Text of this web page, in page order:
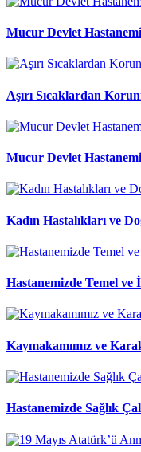
Mucur Devlet
Aşırı Sıcaklardan
Mucur Devlet
Kadın Hastalıkları ve
Hastanemizde Temel
Kaymakamımız ve
Hastanemizde Sağlık